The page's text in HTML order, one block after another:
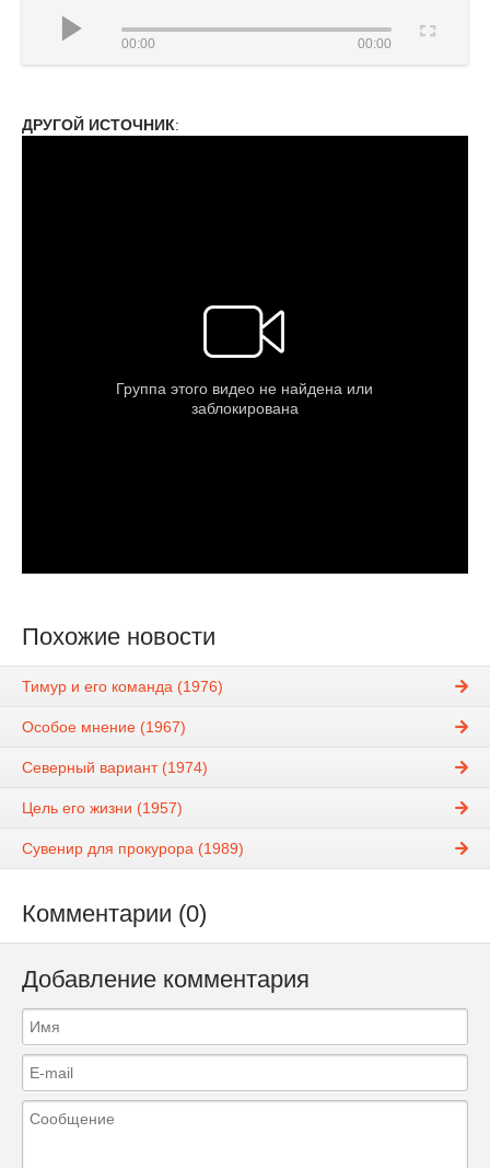
00:00 00:00
ДРУГОЙ ИСТОЧНИК:
Похожие новости
Тимур и его команда (1976)
Особое мнение (1967)
Северный вариант (1974)
Цель его жизни (1957)
Сувенир для прокурора (1989)
Комментарии (0)
Добавление комментария